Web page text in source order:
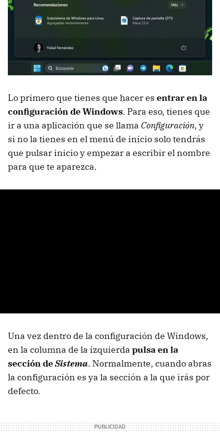
Lo primero que tienes que hacer es entrar en la
configuración de Windows. Para eso, tienes que
ir a una aplicación que se llama Configuración, y
si no la tienes en el menú de inicio solo tendrás
que pulsar inicio y empezar a escribir el nombre
para que te aparezca.
Una vez dentro de la configuración de Windows,
en la columna de la izquierda pulsa en la
sección deSistema. Normalmente, cuando abras
la configuración es ya la sección a la que irás por
defecto.